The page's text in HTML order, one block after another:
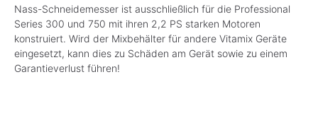
Nass-Schneidemesser ist ausschließlich für die Professional
Series 300 und 750 mit ihren 2,2 PS starken Motoren
konstruiert. Wird der Mixbehälter für andere Vitamix Geräte
eingesetzt, kann dies zu Schäden am Gerät sowie zu einem
Garantieverlust führen!